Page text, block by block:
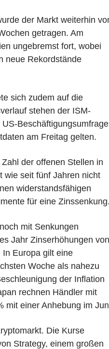
der Markt weiterhin
getragen. Am
ungebremst fort, wobei
neue Rekordstände
sich zudem auf die
stehen der ISM-
Beschäftigungsumfrage
am Freitag gelten.
der offenen Stellen in
wie seit fünf Jahren nicht
widerstandsfähigen
für eine Zinssenkung.
mit Senkungen
Jahr Zinserhöhungen von
Europa gilt eine
Woche als nahezu
der Inflation
rechnen Händler mit
mit einer Anhebung im
Die Kurse
Strategy, einem großen